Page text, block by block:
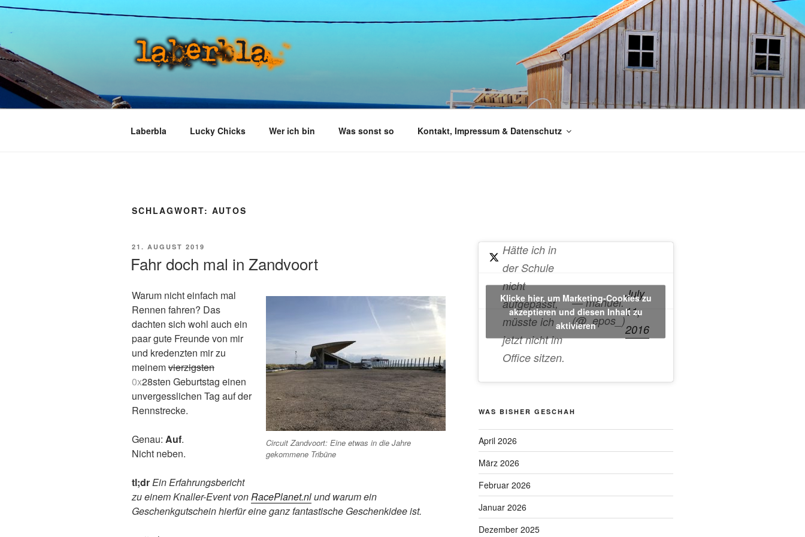
Zum
springen
LABERBLA
Laberbla Lucky Chicks Wer ich bin Was sonst so Kontakt, Impressum & Datenschutz
SCHLAGWORT: AUTOS
VERÖFFENTLICHT
21. AUGUST 2019
Fahr doch mal in Zandvoort
Circuit Zandvoort: Eine etwas in die Jahre
gekommene Tribüne
Warum nicht einfach mal
Rennen fahren? Das
dachten sich wohl auch ein
paar gute Freunde von mir
und kredenzten mir zu
meinemvierzigsten
0x28sten Geburtstag einen
unvergesslichen Tag auf der
Rennstrecke.
Genau: Auf.
Nicht neben.
tl;drEin Erfahrungsbericht
zu einem Knaller-Event vonRacePlanet.nlund warum ein
Geschenkgutschein hierfür eine ganz fantastische Geschenkidee ist.
Hätte ich in
der Schule
nicht
aufgepasst,
müsste ich
jetzt nicht im
Office sitzen.
— manuel.
(@_epos_)
July
11,
2016
Klicke hier, um Marketing-Cookies zu
akzeptieren und diesen Inhalt zu
aktivieren
WAS BISHER GESCHAH
April 2026
März 2026
Februar 2026
Januar 2026
Dezember 2025